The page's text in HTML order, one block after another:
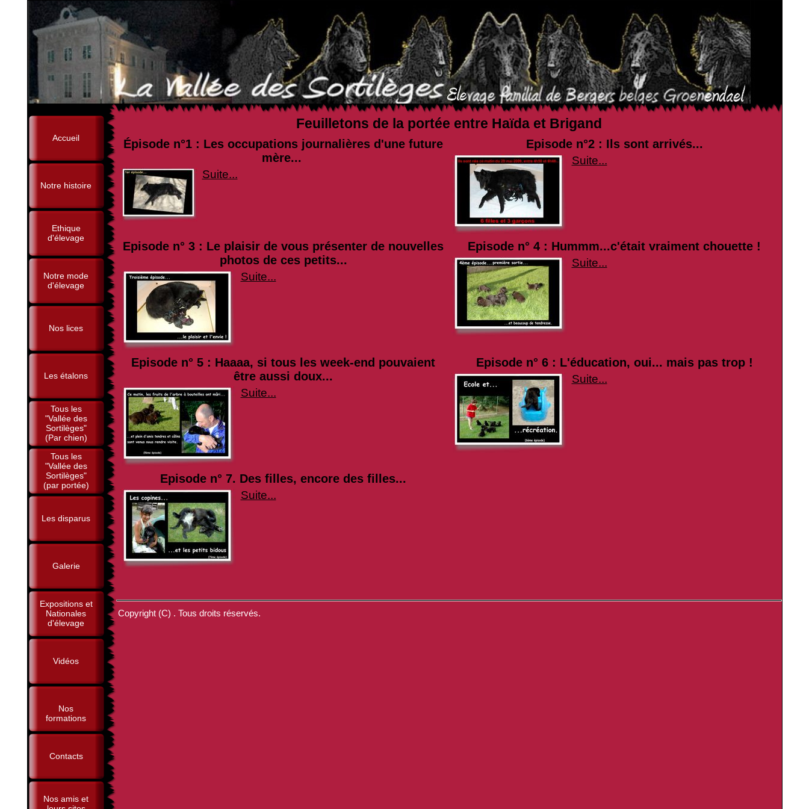
Accueil
Notre histoire
Ethique
d'élevage
Notre mode
d'élevage
Nos lices
Les étalons
Tous les
"Vallée des
Sortilèges"
(Par chien)
Tous les
"Vallée des
Sortilèges"
(par portée)
Les disparus
Galerie
Expositions et
Nationales
d'élevage
Vidéos
Nos
formations
Contacts
Nos amis et
Feuilletons de la portée entre Haïda et Brigand
Épisode n°1 : Les occupations journalières d'une future
mère...
Suite...
Episode n°2 : Ils sont arrivés...
Suite...
Episode n° 3 : Le plaisir de vous présenter de nouvelles
photos de ces petits...
Suite...
Episode n° 4 : Hummm...c'était vraiment chouette !
Suite...
Episode n° 5 : Haaaa, si tous les week-end pouvaient
être aussi doux...
Suite...
Episode n° 6 : L'éducation, oui... mais pas trop !
Suite...
Episode n° 7. Des filles, encore des filles...
Suite...
Copyright (C) . Tous droits réservés.